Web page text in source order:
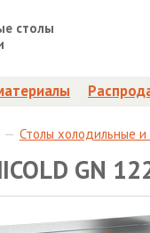
столы
Столы холодильные
GN